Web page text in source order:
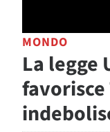
MONDO
La legge